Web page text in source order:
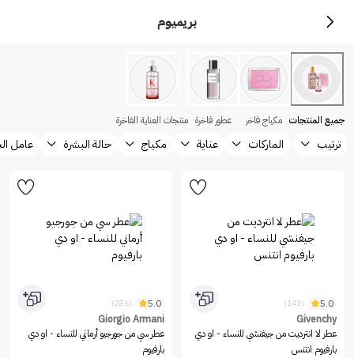
بريميوم
جميع المنتجات مكياج فاخر عطور فاخرة منتجات العناية الفاخرة
ترتيب الماركات عناية مكياج حالة البشرة عامل
5.0
(143)
Givenchy
عطر لا انترديت من جيفنشي للنساء - او دي
بارفيوم انتنس
5.0
(286)
Giorgio Armani
عطر سي من جورجيو أرماني للنساء - او دي
بارفيوم